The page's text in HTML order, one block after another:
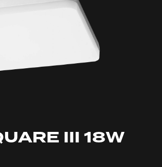
III 18W